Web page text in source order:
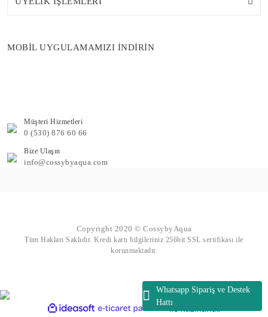
Whatsapp Sipariş ve Destek
Hattı
MOBİL UYGULAMAMIZI İNDİRİN
Müşteri Hizmetleri
0 (530) 876 60 66
Bize Ulaşın
info@cossybyaqua.com
Copyright 2020 © CossybyAqua
Tüm Hakları Saklıdır. Kredi kartı bilgileriniz 256bit SSL sertifikası ile
korunmaktadır.
ideasoft